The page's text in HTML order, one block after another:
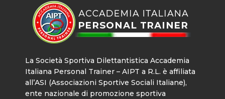
La Società Sportiva Dilettantistica Accademia
Italiana Personal Trainer – AIPT a R.L. è affiliata
all’ASI (Associazioni Sportive Sociali Italiane),
ente nazionale di promozione sportiva